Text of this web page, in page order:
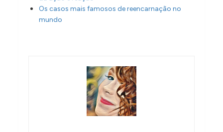
Os casos mais famosos de reencarnação no
mundo